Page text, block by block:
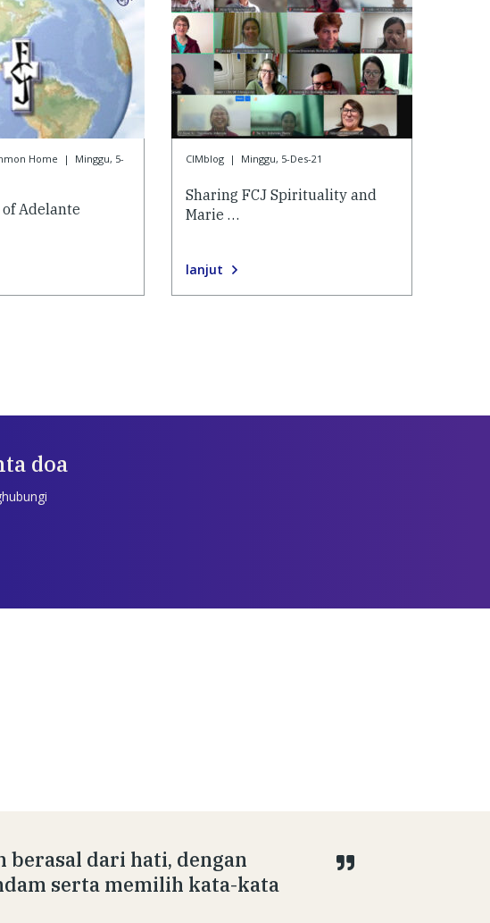
Home |
Minggu, 5-
Adelante
CIMblog | Minggu, 5-Des-21
Sharing FCJ Spirituality and
Marie …
lanjut
doa
berasal dari hati, dengan
serta memilih kata-kata